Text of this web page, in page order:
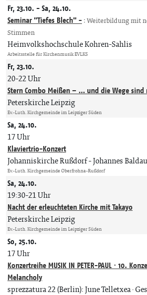
Fr, 23.10. - Sa, 24.10.
Seminar "Tiefes Blech" -: Weiterbildung mit
Stimmen
Heimvolkshochschule Kohren-Sahlis
Arbeitsstelle für Kirchenmusik EVLKS
Fr, 23.10.
20-22 Uhr
Stern Combo Meißen – … und die Wege
Peterskirche Leipzig
Ev.-Luth. Kirchgemeinde im Leipziger Süden
Sa, 24.10.
17 Uhr
Klaviertrio-Konzert
Johanniskirche Rußdorf Johannes
Ev.-Luth. Kirchgemeinde Oberfrohna-Rußdorf
Sa, 24.10.
19:30-21 Uhr
Nacht der erleuchteten Kirche mit Takayo
Peterskirche Leipzig
Ev.-Luth. Kirchgemeinde im Leipziger Süden
So, 25.10.
17 Uhr
Konzertreihe MUSIK IN PETER-PAUL · 10.
Melancholy
sprezzatura 22 (Berlin): June Telletxea ·